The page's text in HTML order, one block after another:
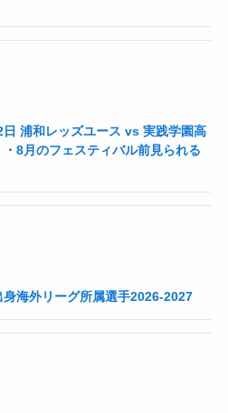
日 浦和レッズユース vs 実践学園高
8月のフェスティバル前見られる
身海外リーグ所属選手2026-2027